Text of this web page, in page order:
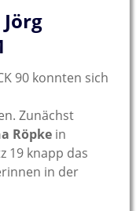
90 konnten sich
Zunächst
Röpke in
19 knapp das
in der